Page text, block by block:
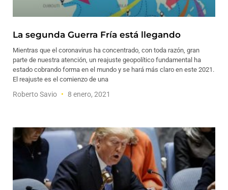
La segunda Guerra Fría está llegando
Mientras que el coronavirus ha concentrado, con toda razón, gran
parte de nuestra atención, un reajuste geopolítico fundamental ha
estado cobrando forma en el mundo y se hará más claro en este 2021.
El reajuste es el comienzo de una
Roberto Savio 8 enero, 2021